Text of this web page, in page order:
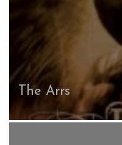
The Arrs